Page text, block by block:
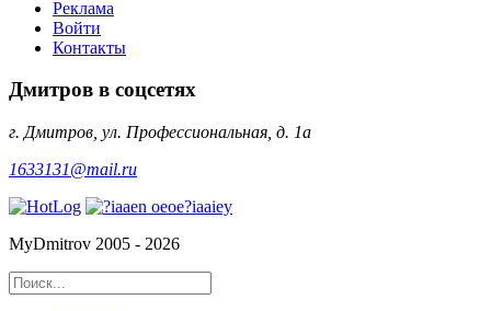
Реклама
Войти
Контакты
Дмитров в соцсетях
г. Дмитров, ул. Профессиональная, д. 1а
1633131@mail.ru
MyDmitrov 2005 - 2026